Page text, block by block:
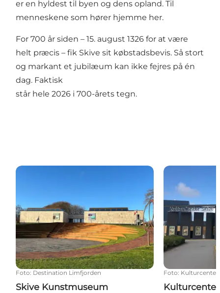
er en hyldest til byen og dens opland. Til
menneskene som hører hjemme her.
For 700 år siden – 15. august 1326 for at være
helt præcis – fik Skive sit købstadsbevis. Så stort
og markant et jubilæum kan ikke fejres på én
dag. Faktisk
står hele 2026 i 700-årets tegn.
Skive Kunstmuseum
Foto: Destination Limfjorden
Skive Kunstmuseum
Kulturcenter
Foto: Kulturcenter